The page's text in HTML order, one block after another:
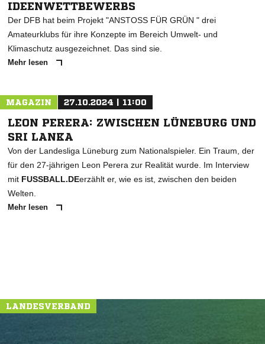
IDEENWETTBEWERBS
Der DFB hat beim Projekt "ANSTOSS FÜR GRÜN " drei
Amateurklubs für ihre Konzepte im Bereich Umwelt- und
Klimaschutz ausgezeichnet. Das sind sie.
Mehr lesen
MAGAZIN 27.10.2024 | 11:00
LEON PERERA: ZWISCHEN LÜNEBURG UND
SRI LANKA
Von der Landesliga Lüneburg zum Nationalspieler. Ein Traum, der
für den 27-jährigen Leon Perera zur Realität wurde. Im Interview
mit FUSSBALL.DEerzählt er, wie es ist, zwischen den beiden
Welten.
Mehr lesen
LANDESVERBAND